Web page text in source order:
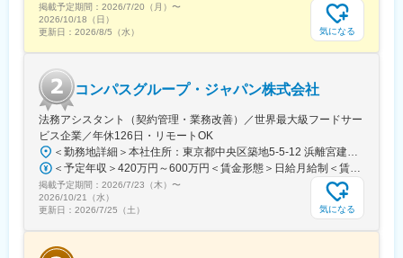
■就業環境
勤怠管理：パソコンのログと勤務通知システムが連動。サービス
各種取り組みを行っています。4Dシミュレーションを活用した施
工計画・BIM活用・現地工数削減のオフサイト化の推進・ロボッ
トや建設機械など最先端技術の活用にて現場での作業工数を削減
することに取り組んでいます。
変更の範囲：会社の定める業務
掲載予定期間： 2026/7/20（月） 〜
2026/10/18（日）
更新日： 2026/8/5（水） 気になる
コンパスグループ・ジャパン株式会社
法務アシスタント（契約管理・業務改善）／世界最大級フードサー
ビス企業／年休126日・リモートOK
掲載予定期間： 2026/7/23（木） 〜
2026/10/21（水）
更新日： 2026/7/25（土） 気になる